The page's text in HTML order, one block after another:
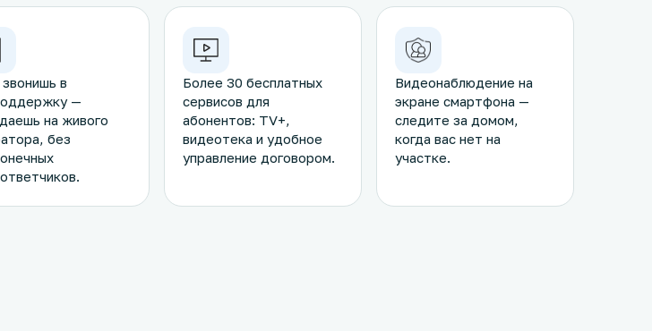
звонишь в
—
на живого
без
Более 30 бесплатных
сервисов для
абонентов: TV+,
видеотека и удобное
управление договором.
Видеонаблюдение на
экране смартфона —
следите за домом,
когда вас нет на
участке.